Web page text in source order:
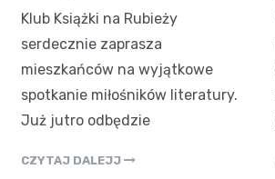
Klub Książki na Rubieży
serdecznie zaprasza
mieszkańców na wyjątkowe
spotkanie miłośników literatury.
Już jutro odbędzie
CZYTAJ DALEJJ